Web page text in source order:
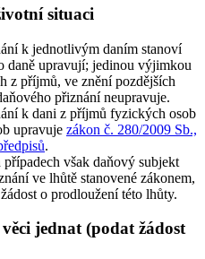
situaci
k jednotlivým daním stanoví
daně upravují; jedinou výjimkou
z příjmů, ve znění pozdějších
přiznání neupravuje.
k dani z příjmů fyzických osob
upravuje zákon č. 280/2009 Sb.,
.
však daňový subjekt
ve lhůtě stanovené zákonem,
o prodloužení této lhůty.
jednat (podat žádost